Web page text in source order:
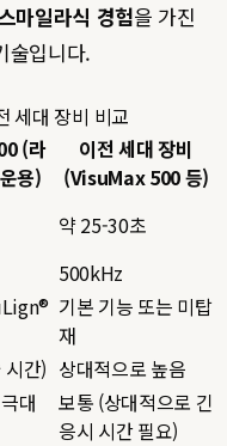
마일라식 경험을 가진
술입니다.
세대 장비 비교
(라
용)
이전 세대 장비
(VisuMax 500 등)
약 25-30초
500kHz
기본 기능 또는 미탑
재
간) 상대적으로 높음
대
보통 (상대적으로 긴
응시 시간 필요)